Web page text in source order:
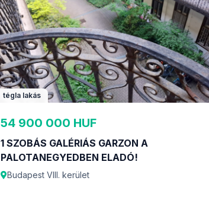
tégla lakás
54 900 000 HUF
1 SZOBÁS GALÉRIÁS GARZON A
PALOTANEGYEDBEN ELADÓ!
Budapest VIII. kerület